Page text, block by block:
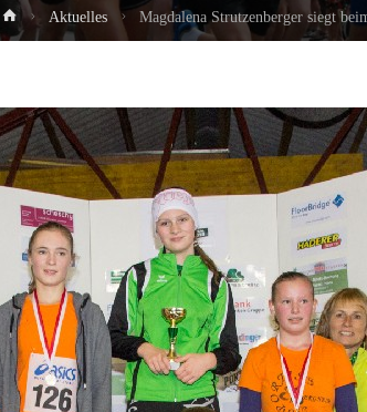
HomeAktuelles Magdalena Strutzenberger siegt